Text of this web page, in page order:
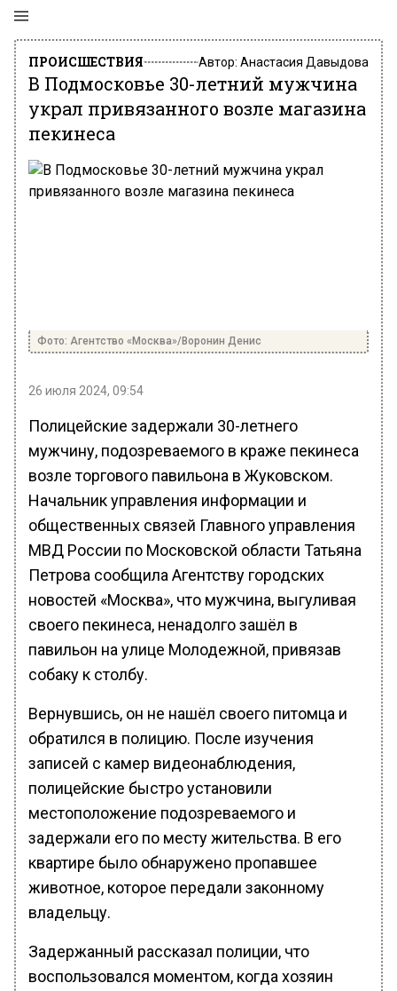
ПРОИСШЕСТВИЯ Автор: Анастасия Давыдова
В Подмосковье 30-летний мужчина
украл привязанного возле магазина
пекинеса
Фото: Агентство «Москва»/Воронин Денис
26 июля 2024, 09:54
Полицейские задержали 30-летнего
мужчину, подозреваемого в краже пекинеса
возле торгового павильона в Жуковском.
Начальник управления информации и
общественных связей Главного управления
МВД России по Московской области Татьяна
Петрова сообщила Агентству городских
новостей «Москва», что мужчина, выгуливая
своего пекинеса, ненадолго зашёл в
павильон на улице Молодежной, привязав
собаку к столбу.
Вернувшись, он не нашёл своего питомца и
обратился в полицию. После изучения
записей с камер видеонаблюдения,
полицейские быстро установили
местоположение подозреваемого и
задержали его по месту жительства. В его
квартире было обнаружено пропавшее
животное, которое передали законному
владельцу.
Задержанный рассказал полиции, что
воспользовался моментом, когда хозяин